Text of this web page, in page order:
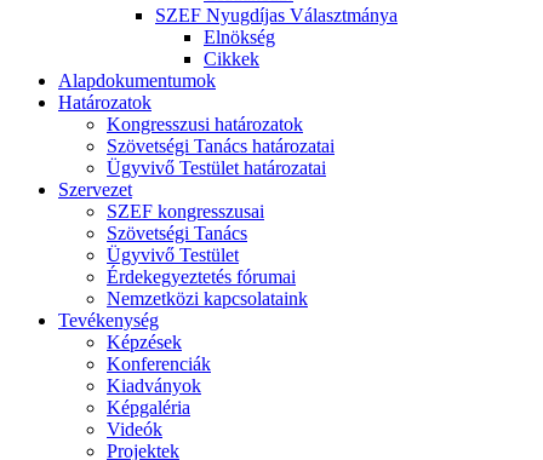
SZEF Nyugdíjas Választmánya
Elnökség
Cikkek
Alapdokumentumok
Határozatok
Kongresszusi határozatok
Szövetségi Tanács határozatai
Ügyvivő Testület határozatai
Szervezet
SZEF kongresszusai
Szövetségi Tanács
Ügyvivő Testület
Érdekegyeztetés fórumai
Nemzetközi kapcsolataink
Tevékenység
Képzések
Konferenciák
Kiadványok
Képgaléria
Videók
Projektek